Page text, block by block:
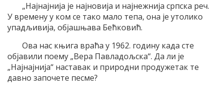
„Најнајнија је најновија и најнежнија српска реч.
У времену у ком се тако мало тепа, она је утолико
упадљивија, објашњава Бећковић.
Ова нас књига враћа у 1962. годину када сте
објавили поему „Вера Павладољска“. Да ли је
„Најнајнија“ наставак и природни продужетак те
давно започете песме?